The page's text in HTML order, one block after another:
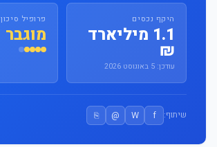
היקף נכסים
1.1 מיליארד
₪
עודכן: 5 באוגוסט 2026
פרופיל סיכון
מוגבר
שיתוף: f
W
@
⎘